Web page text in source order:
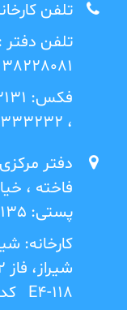
تلفن کارخانه: 987137175870+
، 987138333232+
دفتر
پستی: 7188718135
کارخانه:
E4-118 کد پستی 7159115638